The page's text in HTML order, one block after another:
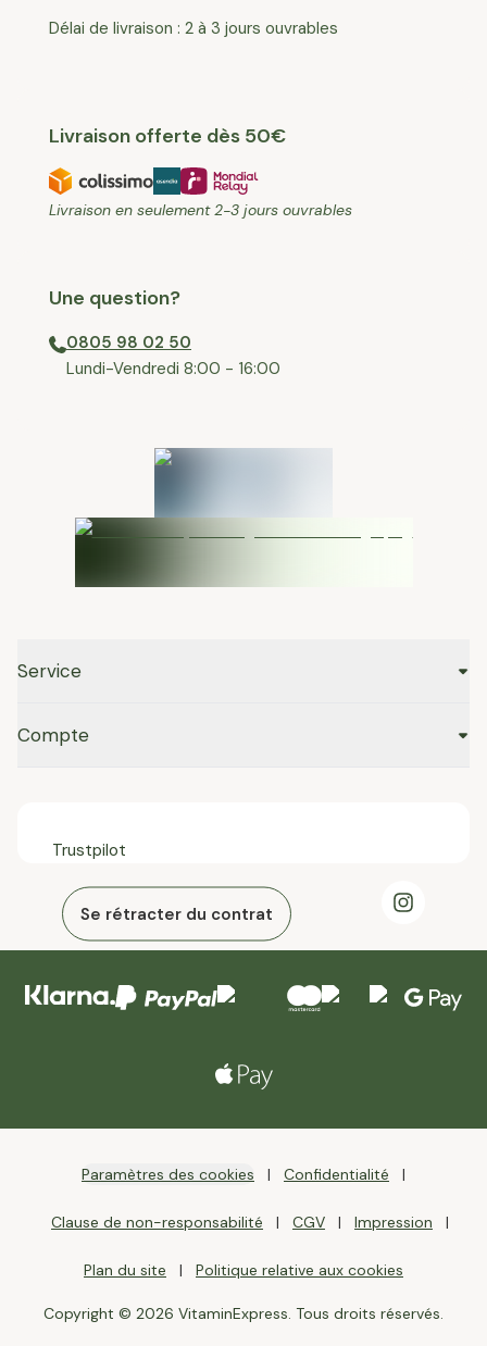
Délai de livraison : 2 à 3 jours ouvrables
Livraison offerte dès 50€
Livraison en seulement 2-3 jours ouvrables
Une question?
0805 98 02 50
⁠Lundi-Vendredi 8:00 - 16:00
Service
Compte
Trustpilot
Se rétracter du contrat
Paramètres des cookies Confidentialité
Clause de non-responsabilité CGV Impression
Plan du site Politique relative aux cookies
Copyright © 2026 VitaminExpress. Tous droits réservés.